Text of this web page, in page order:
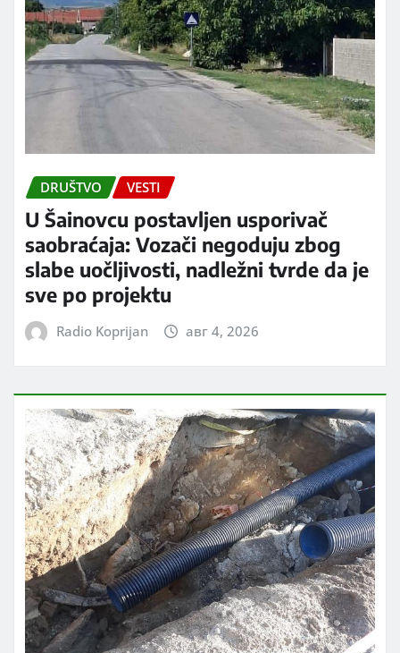
DRUŠTVO VESTI
U Šainovcu postavljen usporivač
saobraćaja: Vozači negoduju zbog
slabe uočljivosti, nadležni tvrde da je
sve po projektu
Radio Koprijan авг 4, 2026